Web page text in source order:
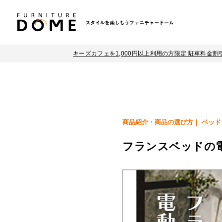
キーズカフェを1,000円以上利用の方限定 駐車料金割
商品紹介・商品の選び方 ベッ
フランスベッドの